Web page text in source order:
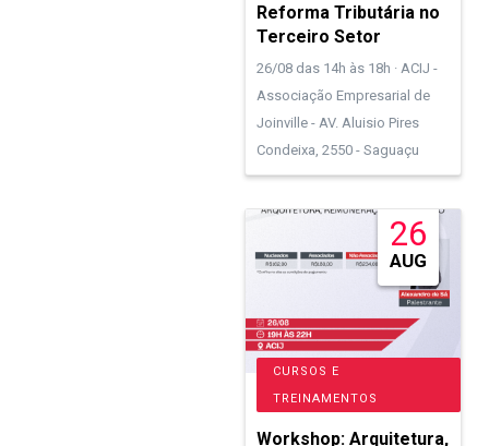
Reforma Tributária no
Terceiro Setor
26/08 das 14h às 18h · ACIJ -
Associação Empresarial de
Joinville - AV. Aluisio Pires
Condeixa, 2550 - Saguaçu
26
AUG
CURSOS E
TREINAMENTOS
Workshop: Arquitetura,